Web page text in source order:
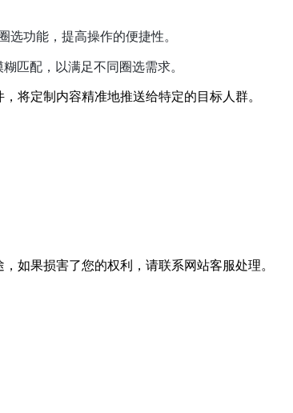
功能，提高操作的便捷性。
匹配，以满足不同圈选需求。
将定制内容精准地推送给特定的目标人群。
如果损害了您的权利，请联系网站客服处理。